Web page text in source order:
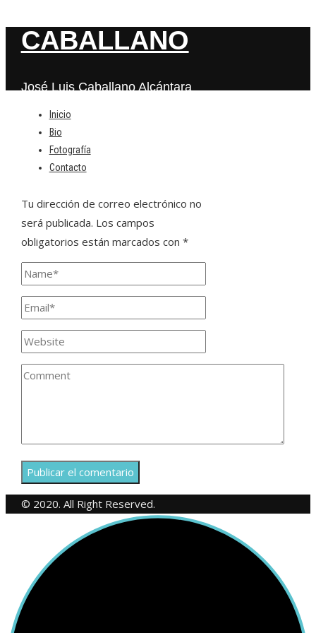
CABALLANO
José Luis Caballano Alcántara
Inicio
Bio
Fotografía
Contacto
Deja una respuesta
Tu dirección de correo electrónico no
será publicada. Los campos
obligatorios están marcados con *
© 2020. All Right Reserved.